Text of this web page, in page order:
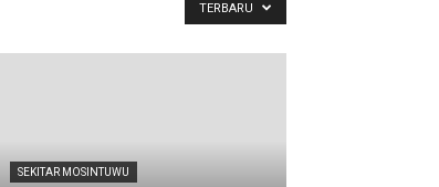
TERBARU
SEKITAR MOSINTUWU